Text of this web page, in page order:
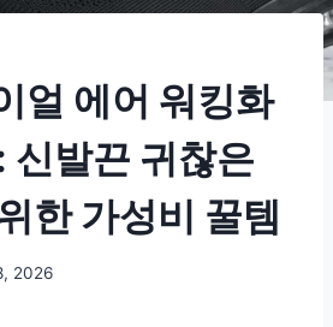
얼 에어 워킹화
신발끈 귀찮은
한 가성비 꿀템
2026